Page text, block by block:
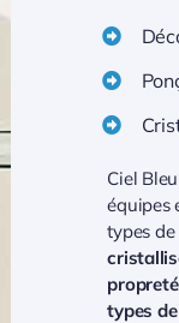
Ciel
équipes
types de
types